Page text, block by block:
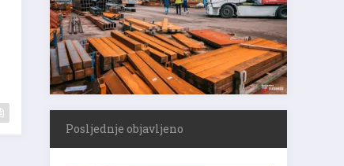
Posljednje objavljeno